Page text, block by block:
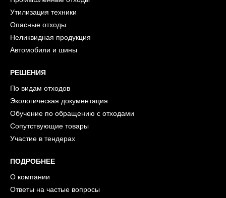
Утилизация техники
Опасные отходы
Неликвидная продукция
Автомобили и шины
РЕШЕНИЯ
По видам отходов
Экологическая документация
Обучение по обращению с отходами
Сопутствующие товары
Участие в тендерах
ПОДРОБНЕЕ
О компании
Ответы на частые вопросы